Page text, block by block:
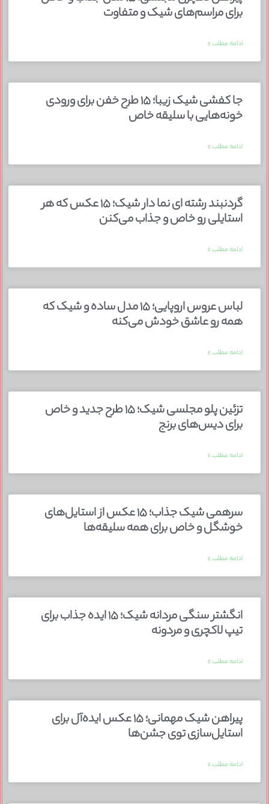
برای مراسم‌های شیک و متفاوت
ادامه مطلب »
جا کفشی شیک زیبا؛ ۱۵ طرح خفن برای ورودی
خونه‌هایی با سلیقه خاص
ادامه مطلب »
گردنبند رشته ای نما دار شیک؛ ۱۵ عکس که هر
استایلی رو خاص و جذاب می‌کنن
ادامه مطلب »
لباس عروس اروپایی؛ ۱۵ مدل ساده و شیک که
همه رو عاشق خودش می‌کنه
ادامه مطلب »
تزئین پلو مجلسی شیک؛ ۱۵ طرح جدید و خاص
برای دیس‌های برنج
ادامه مطلب »
سرهمی شیک جذاب؛ ۱۵ عکس از استایل‌های
خوشگل و خاص برای همه سلیقه‌ها
ادامه مطلب »
انگشتر سنگی مردانه شیک؛ ۱۵ ایده جذاب برای
تیپ لاکچری و مردونه
ادامه مطلب »
پیراهن شیک مهمانی؛ ۱۵ عکس ایده‌آل برای
استایل‌سازی توی جشن‌ها
ادامه مطلب »